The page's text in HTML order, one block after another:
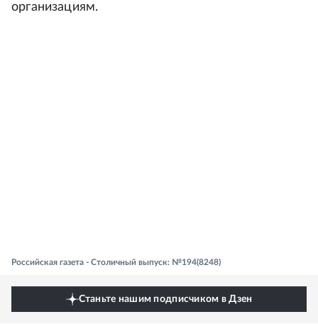
организациям.
Российская газета - Столичный выпуск: №194(8248)
Станьте нашим подписчиком в Дзен